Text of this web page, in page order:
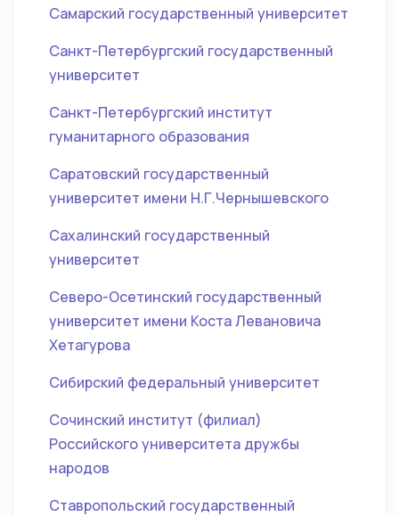
Самарский государственный университет
Санкт-Петербургский государственный
университет
Санкт-Петербургский институт
гуманитарного образования
Саратовский государственный
университет имени Н.Г.Чернышевского
Сахалинский государственный
университет
Северо-Осетинский государственный
университет имени Коста Левановича
Хетагурова
Сибирский федеральный университет
Сочинский институт (филиал)
Российского университета дружбы
народов
Ставропольский государственный